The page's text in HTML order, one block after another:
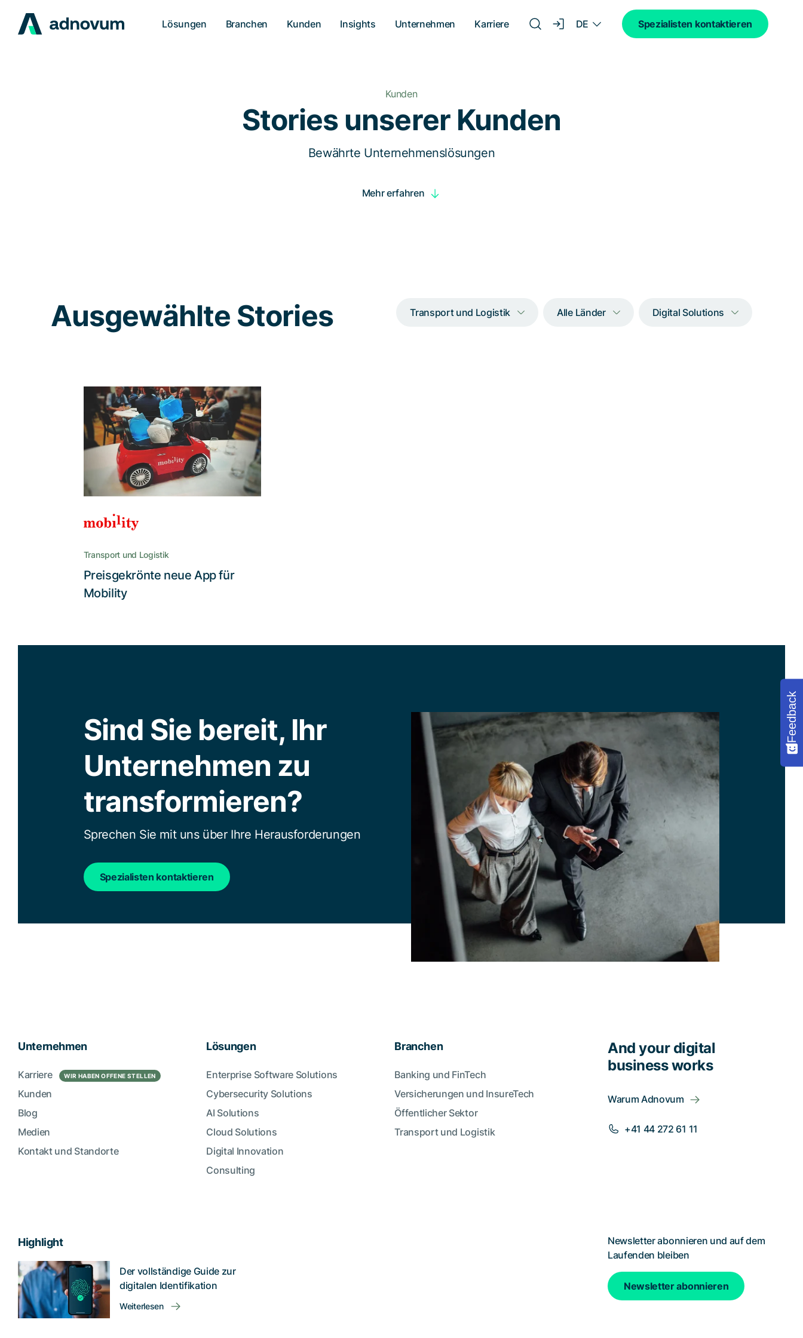
Lösungen Branchen Kunden Insights Unternehmen Karriere DE Spezialisten kontaktieren
Kunden
Stories unserer Kunden
Bewährte Unternehmenslösungen
Mehr erfahren
Ausgewählte Stories Transport und Logistik Alle Länder Digital Solutions
Die führende
Schweizer
Carsharing-
Anbieterin, wünschte
sich eine neue App mit
einem frischen Look
Das Ziel war es, mit einem Top-
Kund*innen zu überraschen und
neue zu gewinnen, insbesondere
unter der jüngeren Generation
Transport und Logistik
Preisgekrönte neue App für
Mobility
Sind Sie bereit, Ihr
Unternehmen zu
transformieren?
Sprechen Sie mit uns über Ihre Herausforderungen
Spezialisten kontaktieren
And your digital
business works
Warum Adnovum
+41 44 272 61 11
Unternehmen
Karriere WIR HABEN OFFENE STELLEN
Kunden
Blog
Medien
Kontakt und Standorte
Lösungen
Enterprise Software Solutions
Cybersecurity Solutions
AI Solutions
Cloud Solutions
Digital Innovation
Consulting
Branchen
Banking und FinTech
Versicherungen und InsureTech
Öffentlicher Sektor
Transport und Logistik
Newsletter abonnieren und auf dem
Laufenden bleiben
Newsletter abonnieren
Highlight
Der vollständige Guide zur
digitalen Identifikation
Weiterlesen
Feedback